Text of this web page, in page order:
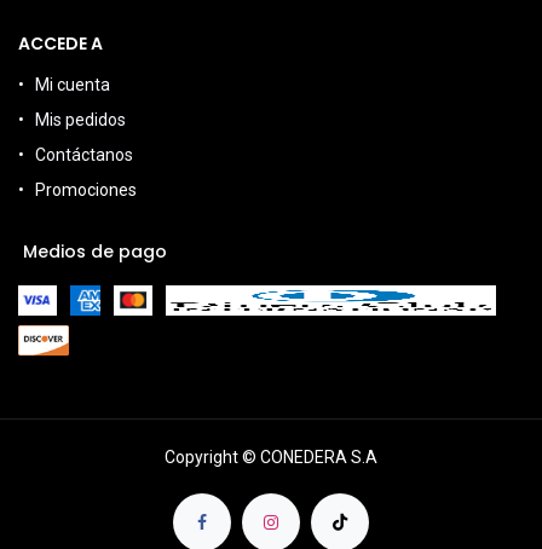
ACCEDE A
Mi cuenta
Mis pedidos
Contáctanos
Promociones
Medios de pago
Copyright © CONEDERA S.A